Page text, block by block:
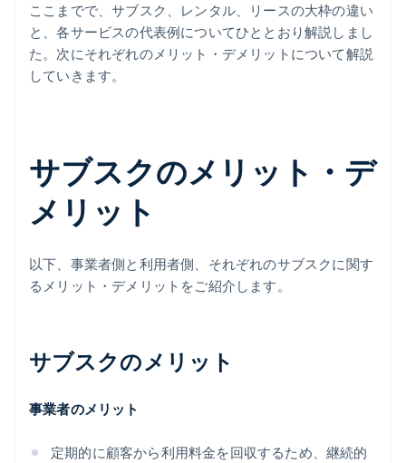
ここまでで、サブスク、レンタル、リースの大枠の違い
と、各サービスの代表例についてひととおり解説しまし
た。次にそれぞれのメリット・デメリットについて解説
していきます。
サブスクのメリット・デ
メリット
以下、事業者側と利用者側、それぞれのサブスクに関す
るメリット・デメリットをご紹介します。
サブスクのメリット
事業者のメリット
定期的に顧客から利用料金を回収するため、継続的